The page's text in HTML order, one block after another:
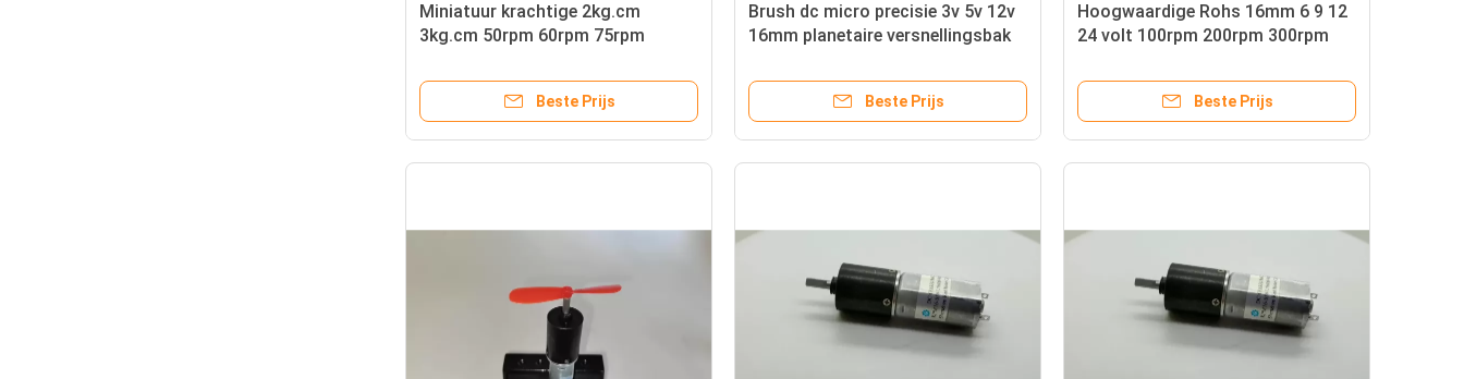
Miniatuur krachtige 2kg.cm
3kg.cm 50rpm 60rpm 75rpm
versnellingsmotor ccw met 16mm
versnellingsbakBeste Prijs
Brush dc micro precisie 3v 5v 12v
16mm planetaire versnellingsbak
Beste Prijs
Hoogwaardige Rohs 16mm 6 9 12
24 volt 100rpm 200rpm 300rpm
Beste Prijs